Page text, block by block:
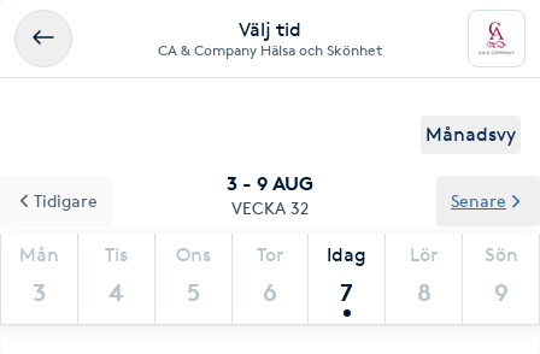
Välj tid
CA & Company Hälsa och Skönhet
Månadsvy
3 - 9 AUG
VECKA 32
Mån
3
Tis
4
Ons
5
Tor
6
Idag
7
Lör
8
Sön
9
Tidigare Senare